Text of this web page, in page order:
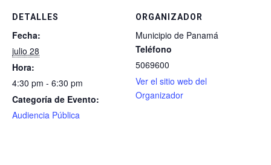
DETALLES
Fecha:
julio 28
Hora:
4:30 pm - 6:30 pm
Categoría de Evento:
Audiencia Pública
ORGANIZADOR
Municipio de Panamá
Teléfono
5069600
Ver el sitio web del
Organizador